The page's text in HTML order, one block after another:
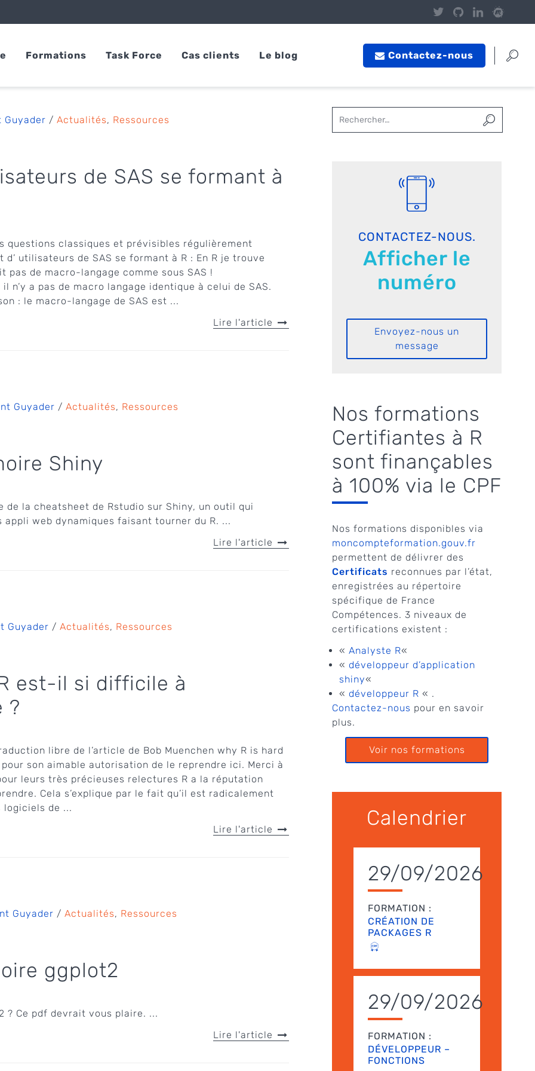
Formations Task Force Cas clients Le blog Contactez-nous
Guyader / Actualités, Ressources
de SAS se formant à
questions classiques et prévisibles régulièrement
d’ utilisateurs de SAS se formant à R : En R je trouve
pas de macro-langage comme sous SAS !
n’y a pas de macro langage identique à celui de SAS.
: le macro-langage de SAS est ...
Lire l'article
Guyader / Actualités, Ressources
Shiny
de la cheatsheet de Rstudio sur Shiny, un outil qui
appli web dynamiques faisant tourner du R. ...
Lire l'article
Guyader / Actualités, Ressources
est-il si difficile à
?
libre de l’article de Bob Muenchen why R is hard
son aimable autorisation de le reprendre ici. Merci à
leurs très précieuses relectures R a la réputation
Cela s’explique par le fait qu’il est radicalement
de ...
Lire l'article
Guyader / Actualités, Ressources
ggplot2
? Ce pdf devrait vous plaire. ...
Lire l'article
CONTACTEZ-NOUS.
Afficher le
numéro
Envoyez-nous un
message
Nos formations
Certifiantes à R
sont finançables
à 100% via le CPF
Nos formations disponibles via
moncompteformation.gouv.fr
permettent de délivrer des
Certificats reconnues par l’état,
enregistrées au répertoire
spécifique de France
Compétences. 3 niveaux de
certifications existent :
« Analyste R«
« développeur d’application
shiny«
« développeur R « .
Contactez-nous pour en savoir
plus.
Voir nos formations
Calendrier
29/09/2026
FORMATION :
CRÉATION DE
PACKAGES R
29/09/2026
FORMATION :
DÉVELOPPEUR –
FONCTIONS